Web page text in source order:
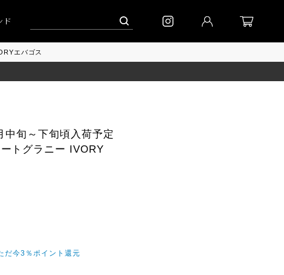
ンペーン」 到着(8/7)｜eb.a.gos 予約│「エッグジャケット GREY」
ド
エバゴス
中旬～下旬頃入荷予定
トグラニー IVORY
だ今3％ポイント還元